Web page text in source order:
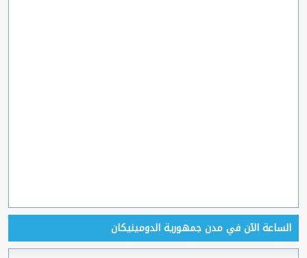
الساعة الآن في مدن جمهورية الدومينيكان